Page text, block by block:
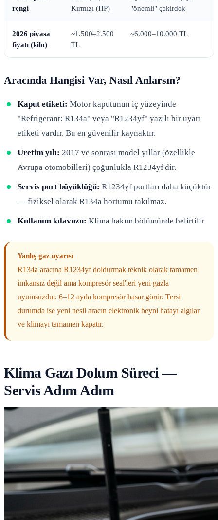
rengi
Kırmızı (HP)
"önemli" çekirdek
2026 piyasa
fiyatı (kilo)
~1.500–2.500
TL
~6.000–10.000 TL
Aracında Hangisi Var, Nasıl Anlarsın?
Kaput etiketi: Motor kaputunun iç yüzeyinde
"Refrigerant: R134a" veya "R1234yf" yazılı bir uyarı
etiketi vardır. Bu en güvenilir kaynaktır.
Üretim yılı: 2017 ve sonrası model yıllar (özellikle
Avrupa otomobilleri) çoğunlukla R1234yf'dir.
Servis port büyüklüğü: R1234yf portları daha küçüktür
— fiziksel olarak R134a hortumu takılmaz.
Kullanım kılavuzu: Klima bakım bölümünde belirtilir.
Yanlış gaz uyarısı
R134a aracına R1234yf doldurmak teknik olarak tamamen
imkansız değil ama kompresör seal'leri yeni gazla
uyumsuzdur. 6–12 ayda kompresör hasar görür. Tersi
durumda ise yeni nesil aracın elektronik beyni hatayı algılar
ve klimayı tamamen kapatır.
Klima Gazı Dolum Süreci —
Servis Adım Adım